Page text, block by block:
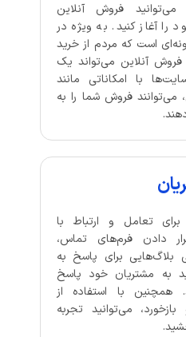
می‌توانید فروش آنلاین
آغاز کنید. به ویژه در
است که مردم از خرید
آنلاین می‌تواند یک
با امکاناتی مانند
می‌توانند فروش شما را به
تعامل و ارتباط با
دادن فرم‌های تماس،
بلاگ‌هایی برای پاسخ به
به مشتریان خود پاسخ
با استفاده از
می‌توانید تجربه